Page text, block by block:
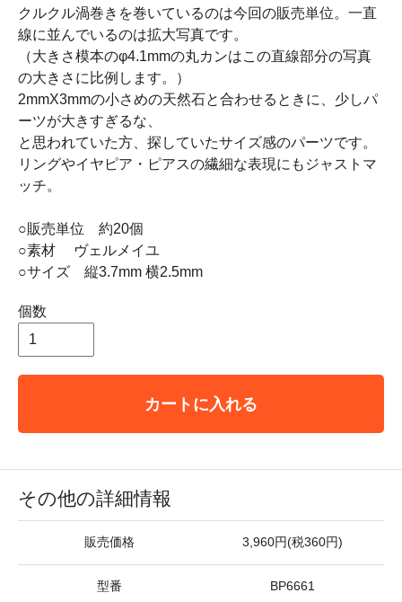
クルクル渦巻きを巻いているのは今回の販売単位。一直
線に並んでいるのは拡大写真です。
（大きさ模本のφ4.1mmの丸カンはこの直線部分の写真
の大きさに比例します。）
2mmX3mmの小さめの天然石と合わせるときに、少しパ
ーツが大きすぎるな、
と思われていた方、探していたサイズ感のパーツです。
リングやイヤピア・ピアスの繊細な表現にもジャストマ
ッチ。
○販売単位 約20個
○素材 ヴェルメイユ
○サイズ 縦3.7mm 横2.5mm
個数
カートに入れる
その他の詳細情報
販売価格 3,960円(税360円)
型番 BP6661